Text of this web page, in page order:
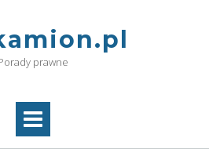
prawne